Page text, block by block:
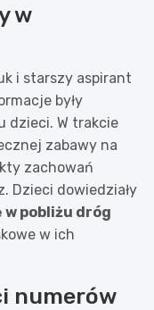
w
i starszy aspirant
były
dzieci. W trakcie
zabawy na
zachowań
Dzieci dowiedziały
w pobliżu dróg
w ich
numerów